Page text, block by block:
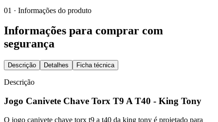
01 · Informações do produto
Informações para comprar com
segurança
Descrição Detalhes Ficha técnica
Descrição
Jogo Canivete Chave Torx T9 A T40 - King Tony
O jogo canivete chave torx t9 a t40 da king tony é projetado para